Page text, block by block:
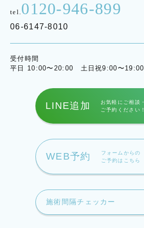
tel. 0120-946-899
06-6147-8010
受付時間
平日 10:00〜20:00 土日祝9:00〜19:00
LINE追加
お気軽にご相談・
ご予約ください！
WEB予約
フォームからの
ご予約はこちら
施術間隔チェッカー